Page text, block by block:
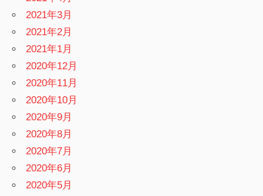
2021年3月
2021年2月
2021年1月
2020年12月
2020年11月
2020年10月
2020年9月
2020年8月
2020年7月
2020年6月
2020年5月